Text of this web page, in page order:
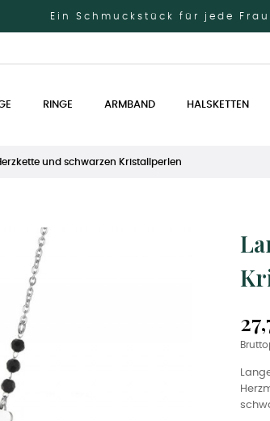
Ein Schmuckstück für jede
RINGE ARMBAND HALSKETTEN
und schwarzen Kristallperlen